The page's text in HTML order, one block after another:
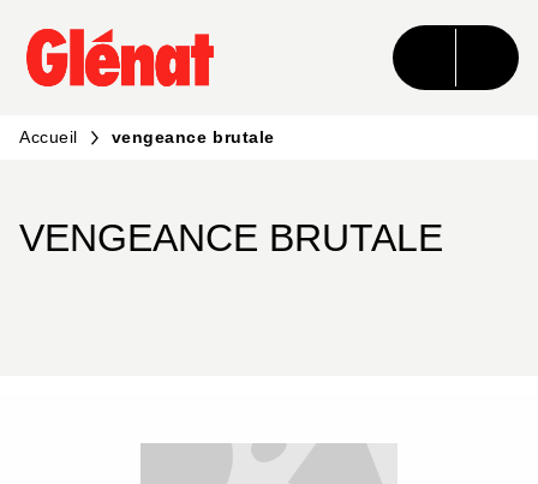
MENU RECHERCHE CONTENU
PIED DE PAGE
Accueil vengeance brutale
VENGEANCE BRUTALE